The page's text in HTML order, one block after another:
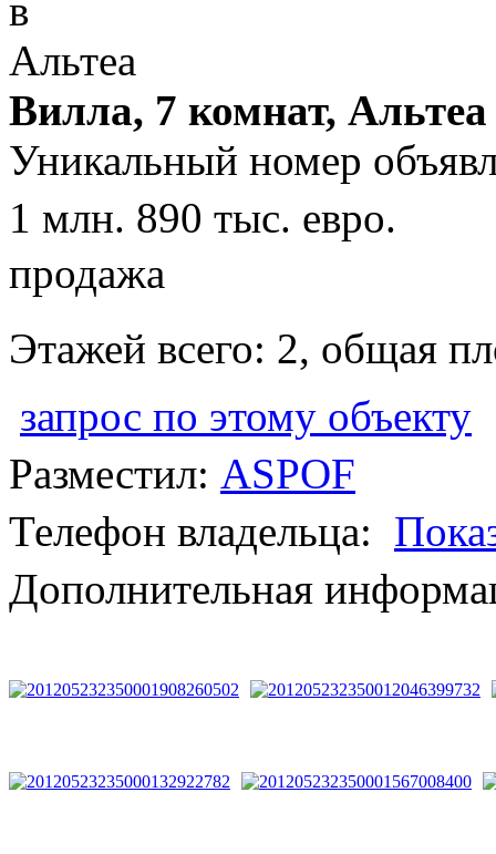
Вилла, 7 комнат,
Уникальный номер
1 млн. 890 тыс. евро.
продажа
Этажей всего: 2, общая
запрос по этому объекту
Разместил: ASPOF
Телефон владельца:
Дополнительная